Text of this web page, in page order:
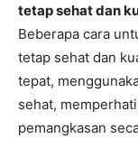
tetap sehat dan
Beberapa cara
tetap sehat dan
tepat,
sehat,
pemangkasan